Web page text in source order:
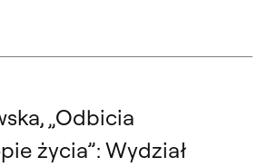
„Odbicia
życia”: Wydział